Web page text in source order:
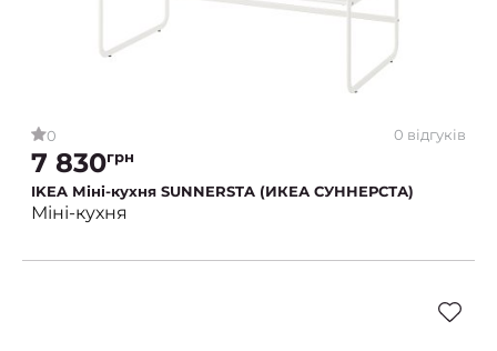
0 0 відгуків
7 830грн
IKEA Міні-кухня SUNNERSTA (ИКЕА СУННЕРСТА)
Міні-кухня